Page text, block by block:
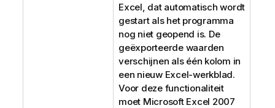
Excel, dat automatisch wordt
gestart als het programma
nog niet geopend is. De
geëxporteerde waarden
verschijnen als één kolom in
een nieuw Excel-werkblad.
Voor deze functionaliteit
moet Microsoft Excel 2007